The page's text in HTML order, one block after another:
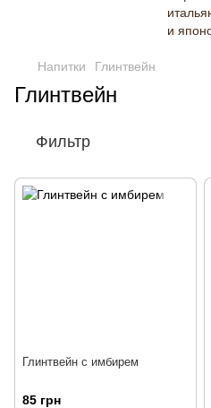
Напитки Глинтвейн
Глинтвейн
Фильтр
Глинтвейн с имбирем
85 грн